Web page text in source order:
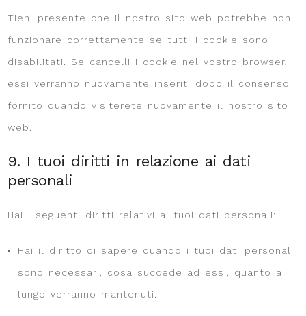
Tieni presente che il nostro sito web potrebbe non
funzionare correttamente se tutti i cookie sono
disabilitati. Se cancelli i cookie nel vostro browser,
essi verranno nuovamente inseriti dopo il consenso
fornito quando visiterete nuovamente il nostro sito
web.
9. I tuoi diritti in relazione ai dati
personali
Hai i seguenti diritti relativi ai tuoi dati personali:
Hai il diritto di sapere quando i tuoi dati personali
sono necessari, cosa succede ad essi, quanto a
lungo verranno mantenuti.